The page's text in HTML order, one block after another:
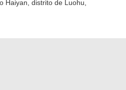
Haiyan, distrito de Luohu,